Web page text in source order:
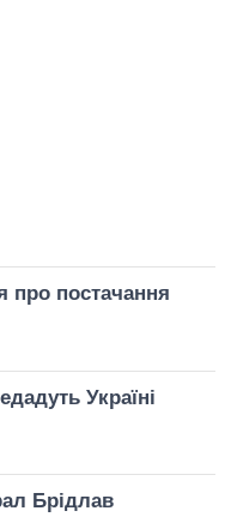
про постачання
Україні
Брідлав